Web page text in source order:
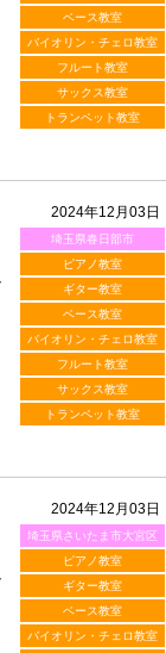
ベース教室
バイオリン・チェロ教室
フルート教室
サックス教室
トランペット教室
2024年12月03日
埼玉県春日部市
ピアノ教室
ギター教室
ベース教室
バイオリン・チェロ教室
フルート教室
サックス教室
トランペット教室
2024年12月03日
埼玉県さいたま市大宮区
ピアノ教室
ギター教室
ベース教室
バイオリン・チェロ教室